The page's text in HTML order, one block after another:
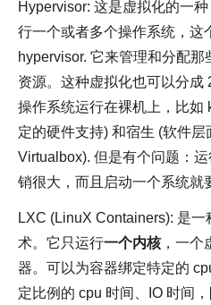
Hypervisor: 这是虚拟化的一
行一个或者多个操作系统，这
hypervisor. 它来管理和分配
资源。这种虚拟化也可以分成
操作系统运行在裸机上，比如
定的硬件支持) 和宿生 (软件
Virtualbox). 但是有个问题：
销很大，而且启动一个系统就
LXC (LinuX Containers): 是
术。它只运行一个内核，一个
器。可以为容器绑定特定的
定比例的 cpu 时间、IO 时间